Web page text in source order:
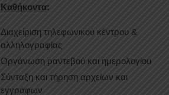
Καθήκοντα:
Διαχείριση τηλεφωνικού κέντρου &
αλληλογραφίας
Οργάνωση ραντεβού και ημερολογίου
Σύνταξη και τήρηση αρχείων και
εγγράφων